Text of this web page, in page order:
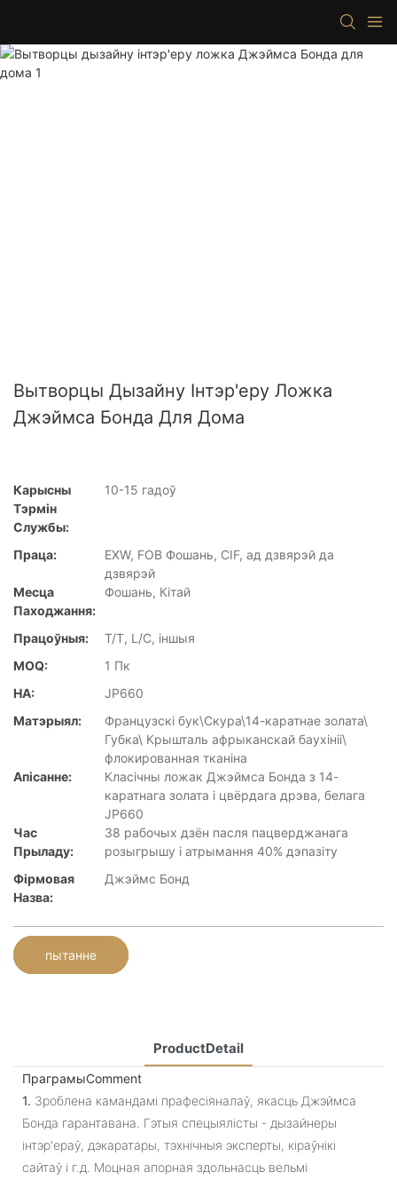
Вытворцы Дызайну Інтэр'еру Ложка
Джэймса Бонда Для Дома
Карысны
Тэрмін
Службы:
10-15 гадоў
Праца:
EXW, FOB Фошань, CIF, ад дзвярэй да
дзвярэй
Месца
Паходжання:
Фошань, Кітай
Працоўныя:
T/T, L/C, іншыя
MOQ:
1 Пк
НА:
JP660
Матэрыял:
Французскі бук\Скура\14-каратнае золата\
Губка\ Крышталь афрыканскай баухініі\
флокированная тканіна
Апісанне:
Класічны ложак Джэймса Бонда з 14-
каратнага золата і цвёрдага дрэва, белага
JP660
Час
Прыладу:
38 рабочых дзён пасля пацверджанага
розыгрышу і атрымання 40% дэпазіту
Фірмовая
Назва:
Джэймс Бонд
пытанне
ProductDetail
ПраграмыComment
1. Зроблена камандамі прафесіяналаў, якасць Джэймса
Бонда гарантавана. Гэтыя спецыялісты - дызайнеры
інтэр'ераў, дэкаратары, тэхнічныя эксперты, кіраўнікі
сайтаў і г.д. Моцная апорная здольнасць вельмі